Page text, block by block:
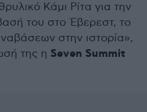
Κάμι Ρίτα για την
του στο Έβερεστ, το
στην ιστορία»,
της η Seven Summit